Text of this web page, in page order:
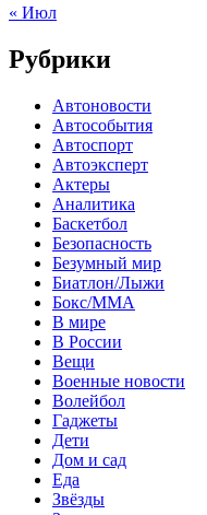
« Июл
Рубрики
Автоновости
Автособытия
Автоспорт
Автоэксперт
Актеры
Аналитика
Баскетбол
Безопасность
Безумный мир
Биатлон/Лыжи
Бокс/MMA
В мире
В России
Вещи
Военные новости
Волейбол
Гаджеты
Дети
Дом и сад
Еда
Звёзды